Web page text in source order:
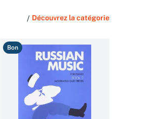
/ Découvrez la catégorie
Bon